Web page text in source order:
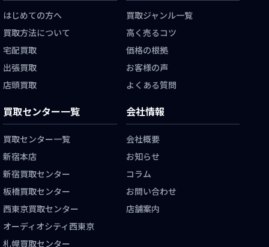
はじめての方へ
買取方法について
宅配買取
出張買取
店頭買取
買取ジャンル一覧
高く売るコツ
価格の根拠
お客様の声
よくある質問
買取センター一覧
買取センター一覧
新宿本店
新宿買取センター
板橋買取センター
西東京買取センター
オーディオシティ西東京
札幌買取センター
会社情報
会社概要
お知らせ
コラム
お問い合わせ
店舗案内